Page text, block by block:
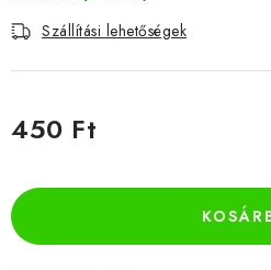
Szállítási lehetőségek
450 Ft